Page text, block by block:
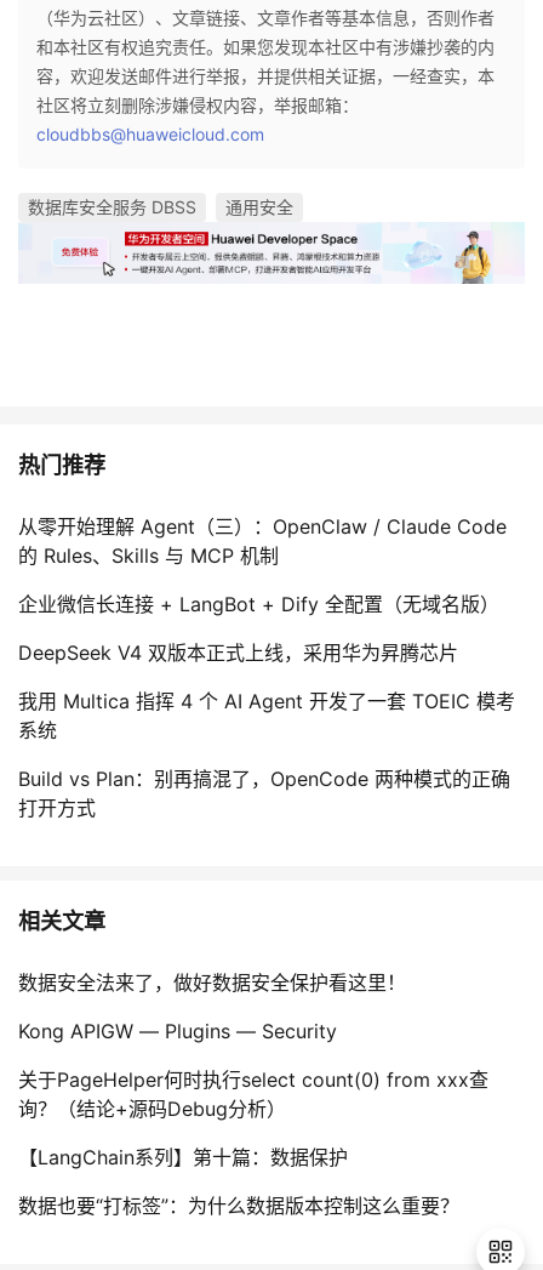
（华为云社区）、文章链接、文章作者等基本信息，否则作者
和本社区有权追究责任。如果您发现本社区中有涉嫌抄袭的内
容，欢迎发送邮件进行举报，并提供相关证据，一经查实，本
社区将立刻删除涉嫌侵权内容，举报邮箱：
cloudbbs@huaweicloud.com
数据库安全服务 DBSS 通用安全
热门推荐
从零开始理解 Agent（三）：OpenClaw / Claude Code
的 Rules、Skills 与 MCP 机制
企业微信长连接 + LangBot + Dify 全配置（无域名版）
DeepSeek V4 双版本正式上线，采用华为昇腾芯片
我用 Multica 指挥 4 个 AI Agent 开发了一套 TOEIC 模考
系统
Build vs Plan：别再搞混了，OpenCode 两种模式的正确
打开方式
相关文章
数据安全法来了，做好数据安全保护看这里！
Kong APIGW — Plugins — Security
关于PageHelper何时执行select count(0) from xxx查
询？（结论+源码Debug分析）
【LangChain系列】第十篇：数据保护
数据也要“打标签”：为什么数据版本控制这么重要？